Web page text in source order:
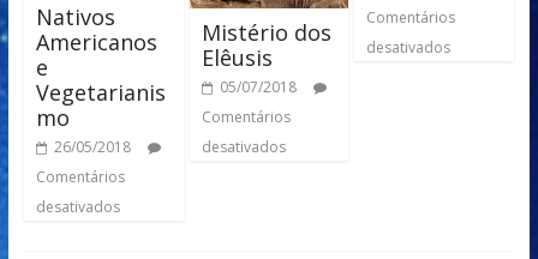
Nativos
Americanos
e
Vegetarianis
mo
26/05/2018
Comentários
desativados
Mistério dos
Elêusis
05/07/2018
Comentários
desativados
Comentários
desativados